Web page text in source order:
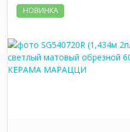
НОВИНКА